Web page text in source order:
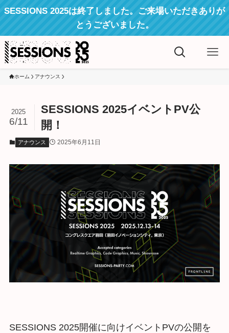
SESSIONS 2025は終了しました。ご来場いただきありが
とうございました。
ホーム アナウンス
SESSIONS 2025イベントPV公
開！
2025
6/11
アナウンス 2025年6月11日
SESSIONS 2025開催に向けイベントPVの公開を